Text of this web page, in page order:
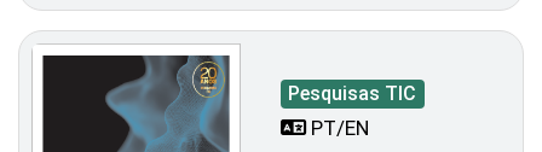
Pesquisas TIC
PT/EN